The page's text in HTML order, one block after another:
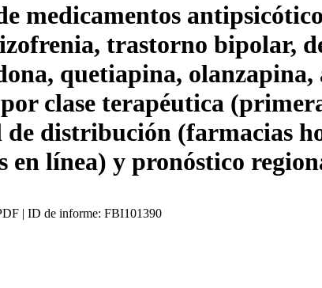
medicamentos
trastorno bipolar,
quetiapina,
clase terapéutica
de distribución (farmacias
en línea) y pronóstico
| ID de informe: FBI101390